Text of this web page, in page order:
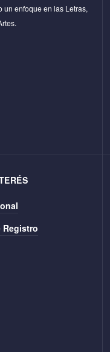
un enfoque en las Letras,
Registro